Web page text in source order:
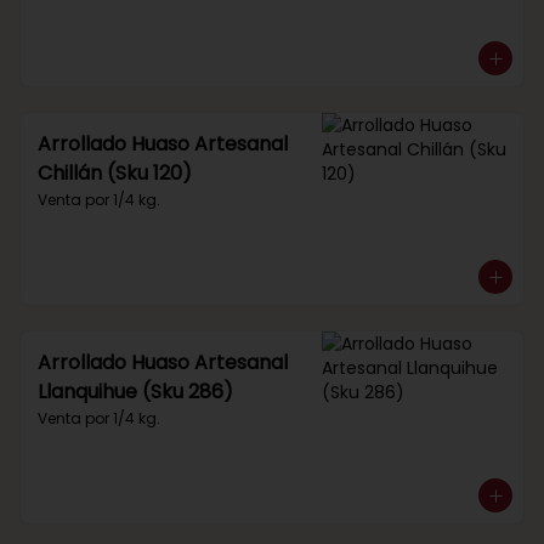
Arrollado Huaso Artesanal
Chillán (Sku 120)
Venta por 1/4 kg.
Arrollado Huaso Artesanal
Llanquihue (Sku 286)
Venta por 1/4 kg.